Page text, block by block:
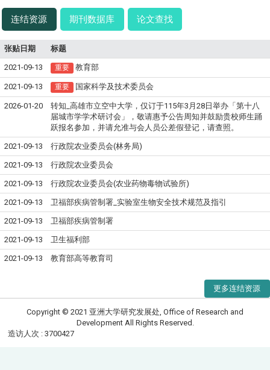
连结资源 期刊数据库 论文查找
张贴日期 标题
2021-09-13 重要 教育部
2021-09-13 重要 国家科学及技术委员会
2026-01-20
转知_高雄市立空中大学，仅订于115年3月28日举办「第十八
届城市学学术研讨会」，敬请惠予公告周知并鼓励贵校师生踊
跃报名参加，并请允准与会人员公差假登记，请查照。
2021-09-13 行政院农业委员会(林务局)
2021-09-13 行政院农业委员会
2021-09-13 行政院农业委员会(农业药物毒物试验所)
2021-09-13 卫福部疾病管制署_实验室生物安全技术规范及指引
2021-09-13 卫福部疾病管制署
2021-09-13 卫生福利部
2021-09-13 教育部高等教育司
更多连结资源
Copyright © 2021 亚洲大学研究发展处, Office of Research and
Development All Rights Reserved.
造访人次 : 3700427